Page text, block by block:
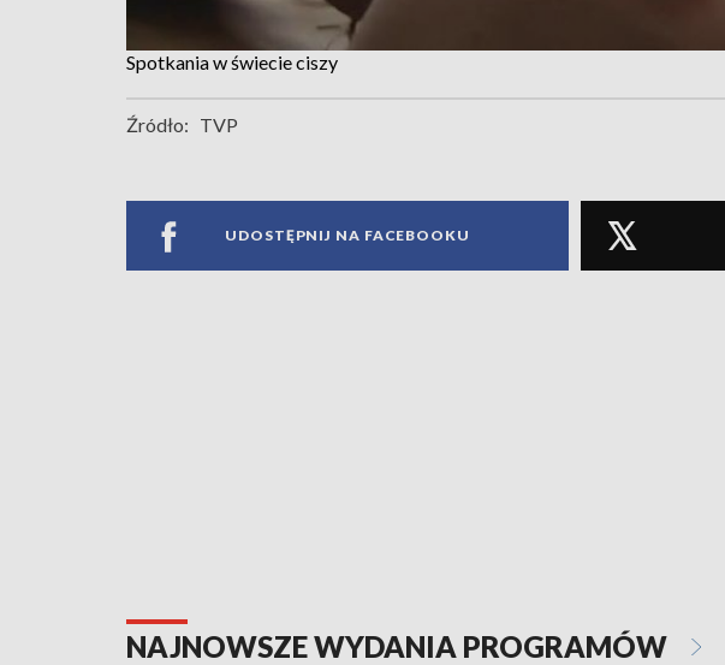
Spotkania w świecie ciszy
Źródło: TVP
UDOSTĘPNIJ NA FACEBOOKU
NAJNOWSZE WYDANIA PROGRAMÓW